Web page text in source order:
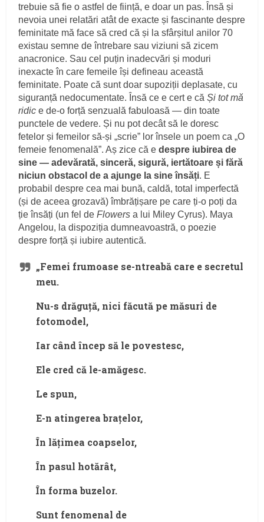
trebuie să fie o astfel de ființă, e doar un pas. Însă și
nevoia unei relatări atât de exacte și fascinante despre
feminitate mă face să cred că și la sfârșitul anilor 70
existau semne de întrebare sau viziuni să zicem
anacronice. Sau cel puțin inadecvări și moduri
inexacte în care femeile își defineau această
feminitate. Poate că sunt doar supoziții deplasate, cu
siguranță nedocumentate. Însă ce e cert e căȘi tot mă
ridic e de-o forță senzuală fabuloasă — din toate
punctele de vedere. Și nu pot decât să le doresc
fetelor și femeilor să-și „scrie” lor însele un poem ca „O
femeie fenomenală”. Aș zice că edespre iubirea de
sine — adevărată, sinceră, sigură, iertătoare și fără
niciun obstacol de a ajunge la sine însăți. E
probabil despre cea mai bună, caldă, total imperfectă
(și de aceea grozavă) îmbrățișare pe care ți-o poți da
ție însăți (un fel deFlowers a lui Miley Cyrus). Maya
Angelou, la dispoziția dumneavoastră, o poezie
despre forță și iubire autentică.
„Femei frumoase se-ntreabă care e secretul
meu.
Nu-s drăguță, nici făcută pe măsuri de
fotomodel,
Iar când încep să le povestesc,
Ele cred că le-amăgesc.
Le spun,
E-n atingerea brațelor,
În lățimea coapselor,
În pasul hotărât,
În forma buzelor.
Sunt fenomenal de